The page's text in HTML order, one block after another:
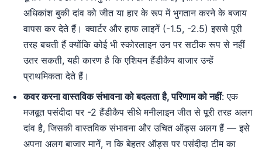
अधिकांश बुकी दांव को जीत या हार के रूप में भुगतान करने के बजाय
वापस कर देते हैं। क्वार्टर और हाफ लाइनें (-1.5, -2.5) इससे पूरी
तरह बचती हैं क्योंकि कोई भी स्कोरलाइन उन पर सटीक रूप से नहीं
उतर सकती, यही कारण है कि एशियन हैंडीकैप बाजार उन्हें
प्राथमिकता देते हैं।
कवर करना वास्तविक संभावना को बदलता है, परिणाम को नहीं: एक
मजबूत पसंदीदा पर -2 हैंडीकैप सीधे मनीलाइन जीत से पूरी तरह अलग
दांव है, जिसकी वास्तविक संभावना और उचित ऑड्स अलग हैं — इसे
अपना अलग बाजार मानें, न कि बेहतर ऑड्स पर पसंदीदा टीम का